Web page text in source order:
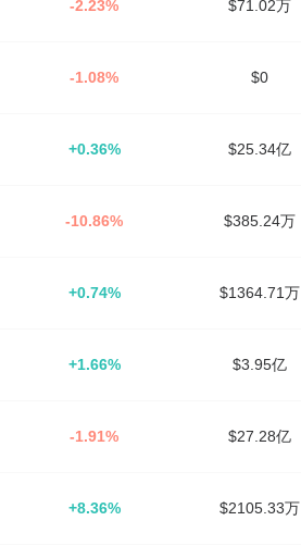
-2.23% $71.02万
-1.08% $0
+0.36% $25.34亿
-10.86% $385.24万
+0.74% $1364.71万
+1.66% $3.95亿
-1.91% $27.28亿
+8.36% $2105.33万